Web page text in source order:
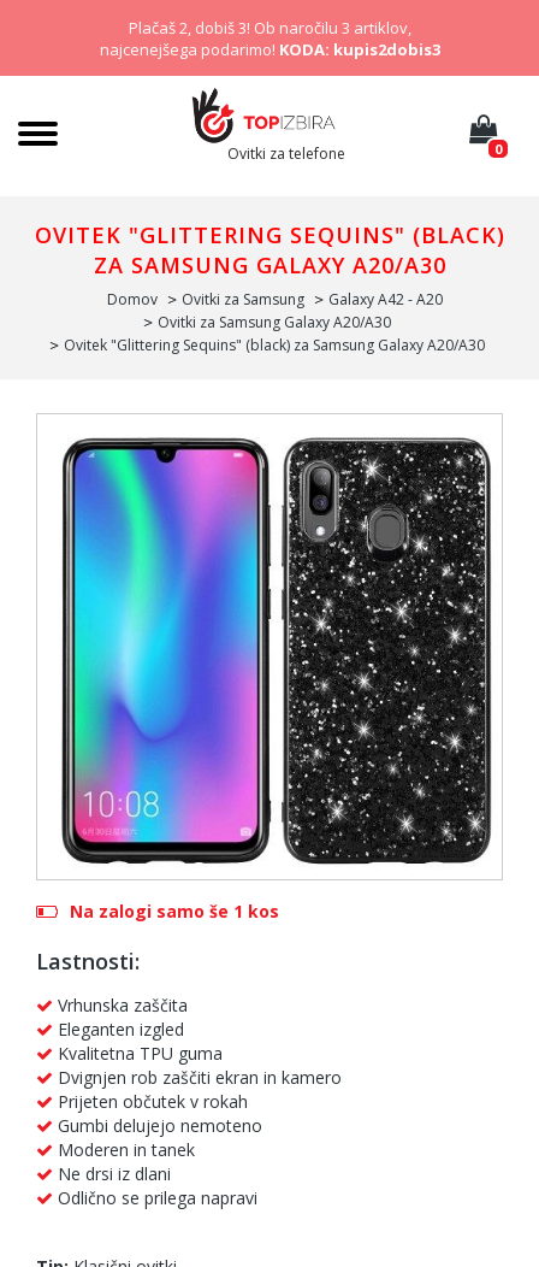
Plačaš 2, dobiš 3! Ob naročilu 3 artiklov,
najcenejšega podarimo! KODA: kupis2dobis3
Ovitki za telefone 0
OVITEK "GLITTERING SEQUINS" (BLACK)
ZA SAMSUNG GALAXY A20/A30
Domov Ovitki za Samsung
Galaxy A42 - A20
Ovitki za Samsung Galaxy A20/A30
Ovitek "Glittering Sequins" (black) za Samsung Galaxy A20/A30
Na zalogi samo še 1 kos
Lastnosti:
Vrhunska zaščita
Eleganten izgled
Kvalitetna TPU guma
Dvignjen rob zaščiti ekran in kamero
Prijeten občutek v rokah
Gumbi delujejo nemoteno
Moderen in tanek
Ne drsi iz dlani
Odlično se prilega napravi